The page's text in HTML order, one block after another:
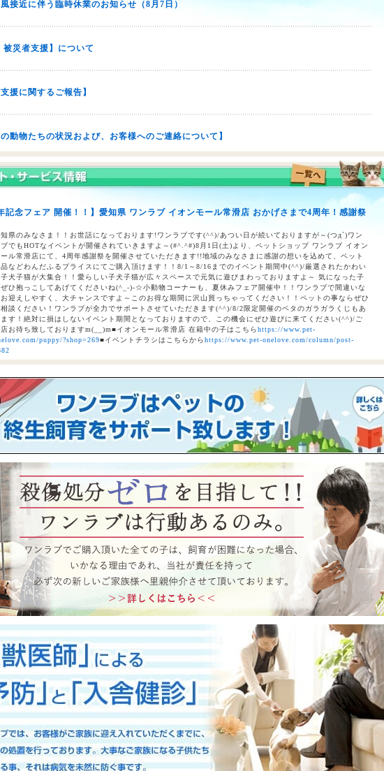
風接近に伴う臨時休業のお知らせ（8月7日）
被災者支援】について
支援に関するご報告】
の動物たちの状況および、お客様へのご連絡について】
とする地震について
地震に伴う臨時休業のお知らせ（合志店・光の森店・西熊本店・はません店・宇土店）
記念フェア 開催！！】愛知県 ワンラブ イオンモール常滑店 おかげさまで4周年！感謝祭
県のみなさま！！お世話になっております!ワンラブです(^^)/あつい日が続いておりますが～(つд`)ワン
ブでもHOTなイベントが開催されていきますよ～(#^.^#)8月1日(土)より、ペットショップ ワンラブ イオン
ル常滑店にて、4周年感謝祭を開催させていただきます!!地域のみなさまに感謝の想いを込めて、ペット
品などわんだふるプライスにてご購入頂けます！！8/1～8/16までのイベント期間中(^^)/厳選されたかわい
犬子猫が大集合！！愛らしい子犬子猫が広々スペースで元気に遊びまわっておりますよ～ 気になった子
ひ抱っこしてあげてくださいね(^_-)-☆小動物コーナーも、夏休みフェア開催中！！ワンラブで間違いな
お迎えしやすく、大チャンスですよ～このお得な期間に沢山買っちゃってください！！ペットの事ならぜひ
相談ください！ワンラブが全力でサポートさせていただきます(^^)/8/2限定開催のベタのガラガラくじもあ
ます！絶対に損はしないイベント期間となっておりますので、この機会にぜひ遊びに来てください(^^)/ご
お待ち致しておりますm(__)m■イオンモール常滑店 在籍中の子はこちらhttps://www.pet-
puppy/?shop=269■イベントチラシはこちらからhttps://www.pet-onelove.com/column/post-
決算商談会 第2弾開催！！】ワンラブ総決算 22周年祭｜大決算商談会開幕！！ 8/31お引渡
ットショップ ワンラブ 本気の大決算商談会！！ ワンラブ看板店舗にて、ポイントプレゼントキャンペー
スタート！！ 2026年8月1日にLINE配信されておりますクーポンを2,500円以上のお会計時にご利用頂
と、ワンラブポイントをプレゼント！！まだ会員アプリをご利用中でない方は、店頭で会員アプリを取得頂
とクーポンが配信されますので、最寄店舗にてぜひご確認ください！！※ワンラブ看板店舗が対象※ 小動
ださいね イベント内容はこちら
https://www.pet-onelove.com/column/post-9344/
開催！！】香川県 ワンラブ イオンタウン宇多津店＆ゆめタウン三豊店 一年で一番お得な
開催中！！7/25～8/9まで｜ワンラブグループ
県のみなさま、お世話になっております！！7月25日(土)より、ペットショップ ワンラブ イオンタウン宇
店、ゆめタウン三豊店合同にて、大決算フェアを開催させていただきます！！7/25～8/9までのイベント
中(^^)/厳選されたかわいい子犬子猫が大集合！！今年もぜひ遊びに来てください(^^)/ペット用品も専門
して、品揃え豊富に取り揃えで、わんだふるプライスとなっております♪愛らしい子犬子猫が広々スペー
元気に遊びまわっておりますよ～ 気になった子はぜひ抱っこしてあげてくださいね(^_-)-☆一年で一番！
迎えのチャンスですよ～このお得な期間に沢山買っちゃってください！！ペットの事ならぜひご相談くださ
！ワンラブが全力でサポートさせていただきます(^^)/改めまして、地域の皆様に愛されるペットショップ
てスタッフ一同頑張ってまいりますm(__)m ■ゆめタウン三豊店 在籍中の子はこちら https://www.pet-
New Family Fes 開催！！】長野県 ワンラブ アリオ上田店 動物大集合イベント開催！！
で｜ワンラブグループ
のみなさま！！お世話になっております!ワンラブです(^^)/暑い日も多くなってまいりましたね 熱中症に
注意しましょう！！ワンラブでもHOTなイベントが開催されていきますよ～(#^.^#)7月18日(土)より、ペッ
ショップ ワンラブ アリオ上田店にて、ペットイベントを開催させていただきます！！地域のみなさまに感
想いを込めて、ペット用品などわんだふるプライスにてご購入頂けます！！7/18～8/2までのイベント期
中(^^)/厳選されたかわいい子犬子猫が大集合！！愛らしい子犬子猫が広々スペースで元気に遊びまわって
ますよ～ 気になった子はぜひ抱っこしてあげてくださいね(^_-)-☆大決算商談会も開催されておりますの
ワンラブで間違いなくお迎えしやすく、大チャンスですよ～このお得な期間に沢山買っちゃってくださ